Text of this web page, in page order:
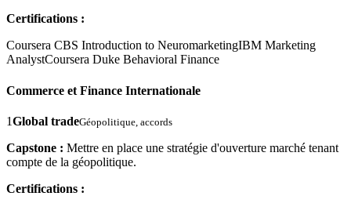
Certifications :
Coursera CBS Introduction to NeuromarketingIBM Marketing
AnalystCoursera Duke Behavioral Finance
Commerce et Finance Internationale
1Global tradeGéopolitique, accords
Capstone : Mettre en place une stratégie d'ouverture marché tenant
compte de la géopolitique.
Certifications :